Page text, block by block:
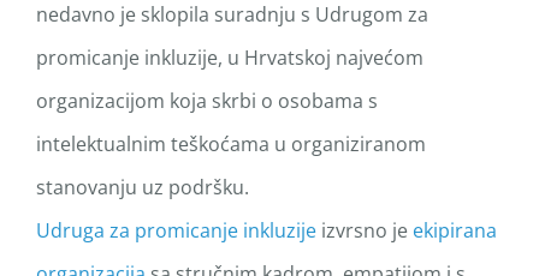
nedavno je sklopila suradnju s Udrugom za
promicanje inkluzije, u Hrvatskoj najvećom
organizacijom koja skrbi o osobama s
intelektualnim teškoćama u organiziranom
stanovanju uz podršku.
Udruga za promicanje inkluzije izvrsno je ekipirana